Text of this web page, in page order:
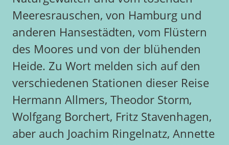
Meeresrauschen, von Hamburg und
anderen Hansestädten, vom Flüstern
des Moores und von der blühenden
Heide. Zu Wort melden sich auf den
verschiedenen Stationen dieser Reise
Hermann Allmers, Theodor Storm,
Wolfgang Borchert, Fritz Stavenhagen,
aber auch Joachim Ringelnatz, Annette